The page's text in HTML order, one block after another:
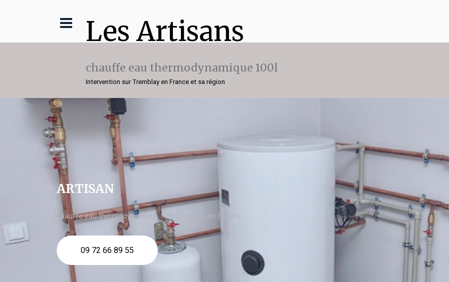
Les Artisans
chauffe eau thermodynamique 100l
Intervention sur Tremblay en France et sa région
ARTISAN
chauffe eau thermodynamique 100l Tremblay en France
09 72 66 89 55